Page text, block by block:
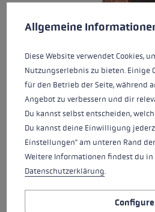
Size
Colours black
ALL FEATURES
This website uses cookies to give you
Allgemeine
Diese Website verwendet Cookies,
Nutzungserlebnis zu bieten. Einige
für den Betrieb der Seite, während
Angebot zu verbessern und dir
Du kannst selbst entscheiden,
Du kannst deine Einwilligung
Einstellungen" am unteren Rand
Weitere Informationen findest du in
Datenschutzerklärung.
Configure